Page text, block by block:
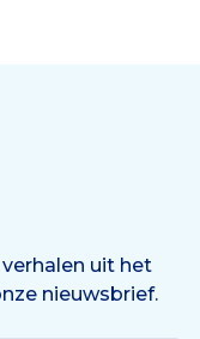
uit het
nieuwsbrief.